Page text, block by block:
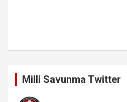
Milli Savunma Twitter